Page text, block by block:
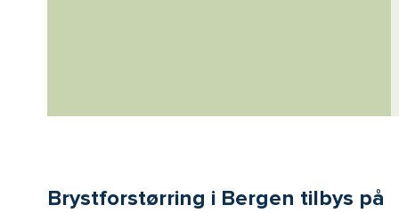
Brystforstørring i Bergen tilbys på